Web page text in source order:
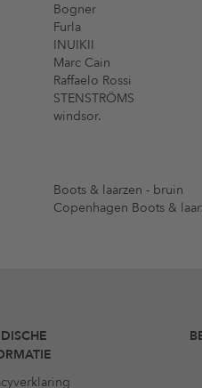
Bogner
Furla
INUIKII
Marc Cain
Raffaelo Rossi
STENSTRÖMS
windsor.
Boots & laarzen - bruin
Copenhagen Boots &